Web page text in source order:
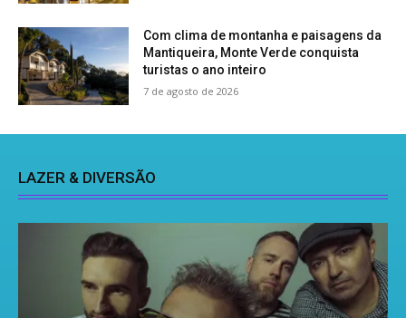
Com clima de montanha e paisagens da
Mantiqueira, Monte Verde conquista
turistas o ano inteiro
7 de agosto de 2026
LAZER & DIVERSÃO